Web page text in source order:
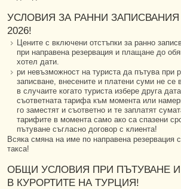
УСЛОВИЯ ЗА РАННИ ЗАПИСВАНИЯ
2026!
Цените с включени отстъпки за ранно
при направена резервация и плащане до
хотел дати.
ри невъзможност на туриста да пътува при
записване, внесените и платени суми не се
в случаите когато туриста избере друга
съответната тарифа към момента или
го заместят и съответно и те заплатят
тарифите в момента само ако са спазени
пътуване съгласно договор с клиента!
Всяка смяна на име по направена резервация
такса!
ОБЩИ УСЛОВИЯ ПРИ ПЪТУВАНЕ
В КУРОРТИТЕ НА ТУРЦИЯ!